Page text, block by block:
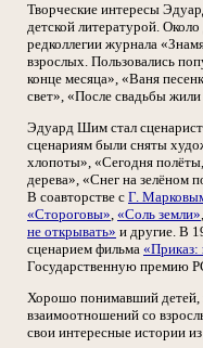
Творческие интересы
детской литературой. Около
редколлегии журнала
взрослых. Пользовались
конце месяца», «Ваня
свет», «После свадьбы
Эдуард Шим стал
сценариям были сняты
хлопоты», «Сегодня
дерева», «Снег на зелёном
В соавторстве с Г.
«Стороговы», «Соль земли»,
не открывать» и другие. В
сценарием фильма «Приказ:
Государственную премию
Хорошо понимавший детей,
взаимоотношений со
свои интересные истории